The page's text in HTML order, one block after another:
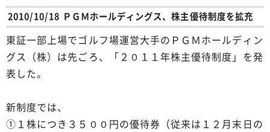
2010/10/18 ＰＧＭホールディングス、株主優待制度を拡充
東証一部上場でゴルフ場運営大手のＰＧＭホールディン
グス（株）は先ごろ、「２０１１年株主優待制度」を発
表した。
新制度では、
①１株につき３５００円の優待券（従来は１２月末日の